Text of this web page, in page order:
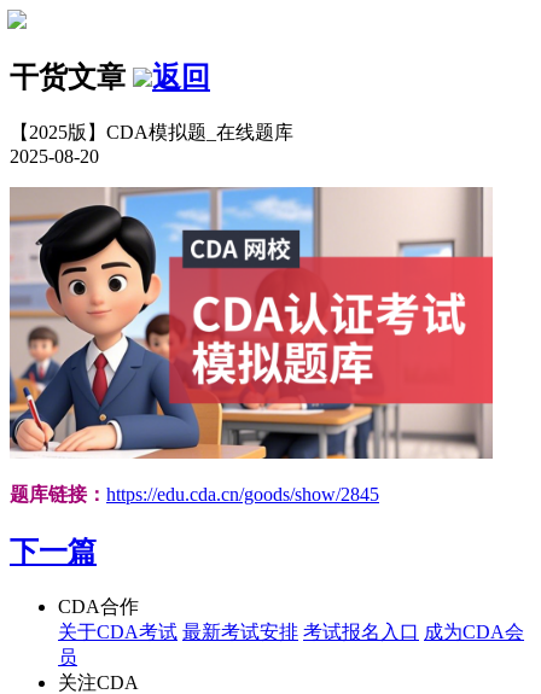
干货文章 返回
【2025版】CDA模拟题_在线题库
2025-08-20
题库链接： https://edu.cda.cn/goods/show/2845
下一篇
CDA合作
关于CDA考试 最新考试安排 考试报名入口 成为CDA会
员
关注CDA